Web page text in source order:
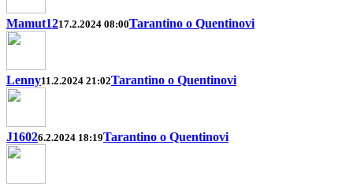
Mamut1217.2.2024 08:00Tarantino o Quentinovi
Lenny11.2.2024 21:02Tarantino o Quentinovi
J16026.2.2024 18:19Tarantino o Quentinovi